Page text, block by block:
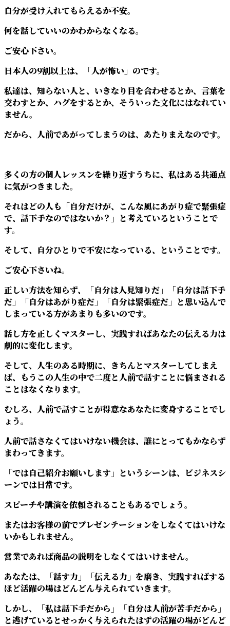
自分が受け入れてもらえるか不安。
何を話していいのかわからなくなる。
ご安心下さい。
日本人の9割以上は、「人が怖い」のです。
私達は、知らない人と、いきなり目を合わせるとか、言葉を
交わすとか、ハグをするとか、そういった文化にはなれてい
ません。
だから、人前であがってしまうのは、あたりまえなのです。
多くの方の個人レッスンを繰り返すうちに、私はある共通点
に気がつきました。
それはどの人も「自分だけが、こんな風にあがり症で緊張症
で、話下手なのではないか？」と考えているということで
す。
そして、自分ひとりで不安になっている、ということです。
ご安心下さいね。
正しい方法を知らず、「自分は人見知りだ」「自分は話下手
だ」「自分はあがり症だ」「自分は緊張症だ」と思い込んで
しまっている方があまりも多いのです。
話し方を正しくマスターし、実践すればあなたの伝える力は
劇的に変化します。
そして、人生のある時期に、きちんとマスターしてしまえ
ば、もうこの人生の中で二度と人前で話すことに悩まされる
ことはなくなります。
むしろ、人前で話すことが得意なあなたに変身することでし
ょう。
人前で話さなくてはいけない機会は、誰にとってもかならず
まわってきます。
「では自己紹介お願いします」というシーンは、ビジネスシ
ーンでは日常です。
スピーチや講演を依頼されることもあるでしょう。
またはお客様の前でプレゼンテーションをしなくてはいけな
いかもしれません。
営業であれば商品の説明をしなくてはいけません。
あなたは、「話す力」「伝える力」を磨き、実践すればする
ほど活躍の場はどんどん与えられていきます。
しかし、「私は話下手だから」「自分は人前が苦手だから」
と逃げているとせっかく与えられたはずの活躍の場がどんど